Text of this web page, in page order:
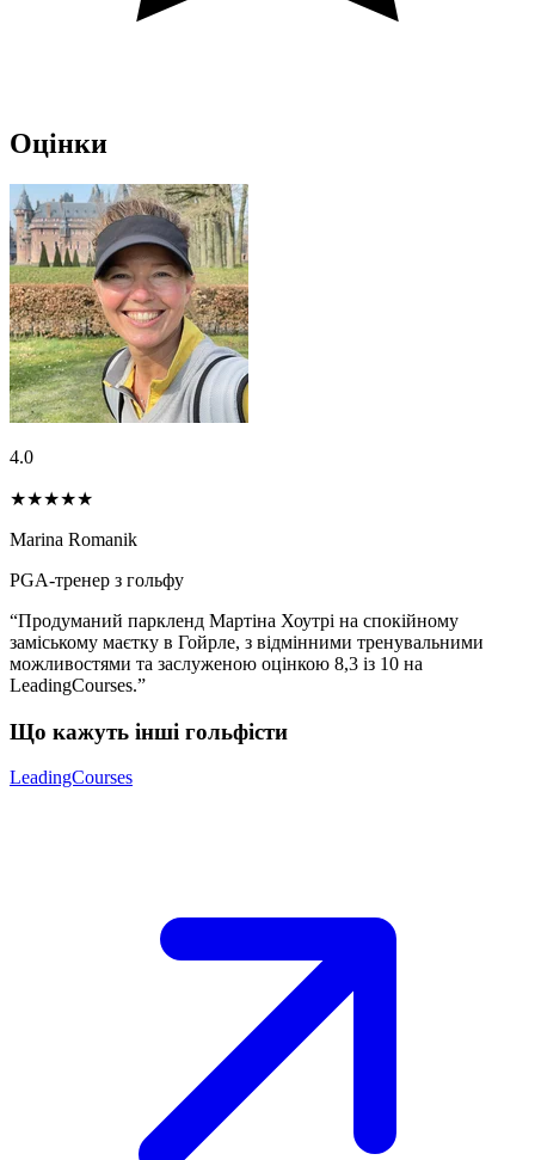
Оцінки
4.0
★★★★★
Marina Romanik
PGA-тренер з гольфу
“Продуманий паркленд Мартіна Хоутрі на спокійному
заміському маєтку в Гойрле, з відмінними тренувальними
можливостями та заслуженою оцінкою 8,3 із 10 на
LeadingCourses.”
Що кажуть інші гольфісти
LeadingCourses